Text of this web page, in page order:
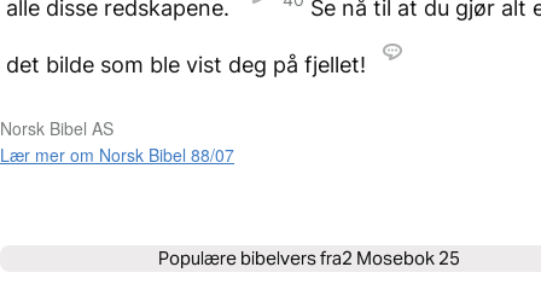
alle disse redskapene. Se nå til at du gjør alt
det bilde som ble vist deg på fjellet!
Norsk Bibel AS
Lær mer om Norsk Bibel 88/07
Populære bibelvers fra2 Mosebok 25